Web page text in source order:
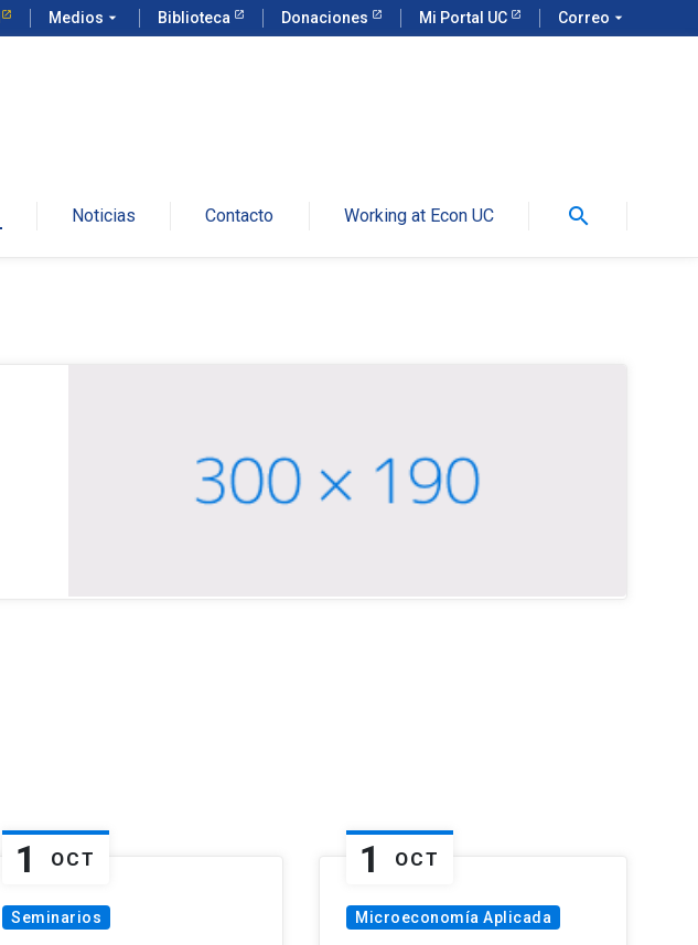
Medios arrow_drop_down Biblioteca Donaciones Mi Portal UC Correo arrow_drop_down
Noticias Contacto Working at Econ UC search
1 OCT
Seminarios
1 OCT
Microeconomía Aplicada